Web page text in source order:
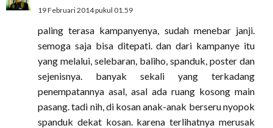
19 Februari 2014 pukul 01.59
paling terasa kampanyenya, sudah menebar janji.
semoga saja bisa ditepati. dan dari kampanye itu
yang melalui, selebaran, baliho, spanduk, poster dan
sejenisnya. banyak sekali yang terkadang
penempatannya asal, asal ada ruang kosong main
pasang. tadi nih, di kosan anak-anak berseru nyopok
spanduk dekat kosan. karena terlihatnya merusak